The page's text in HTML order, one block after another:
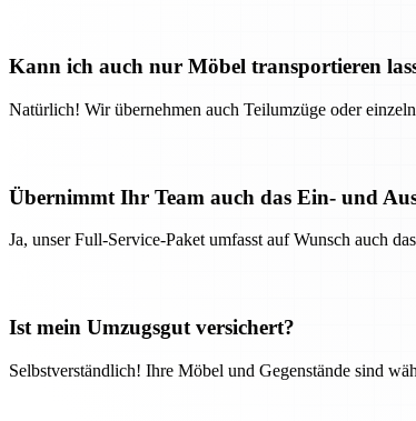
Kann ich auch nur Möbel transportieren
Natürlich! Wir übernehmen auch Teilumzüge oder
Übernimmt Ihr Team auch das Ein- und
Ja, unser Full-Service-Paket umfasst auf Wunsch auch
Ist mein Umzugsgut versichert?
Selbstverständlich! Ihre Möbel und Gegenstände sind